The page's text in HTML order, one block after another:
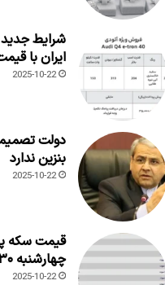
ایران با
2025-10-22
دولت
بنزین ندارد
2025-10-22
قیمت سکه
چهارشنبه ۳۰ مهر ۱۴۰۴
2025-10-22